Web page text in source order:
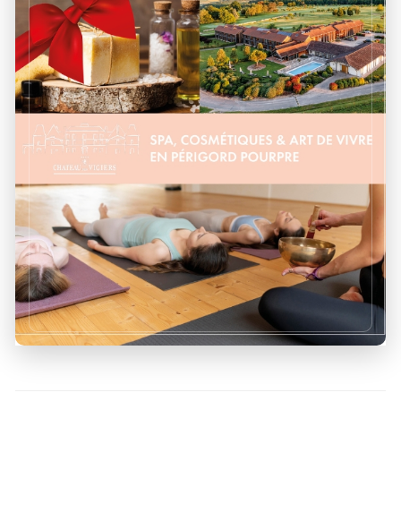
Plongez dans un séjour apaisant et inspirant au
cœur du Périgord Pourpre, où bien-être et
découverte artisanale se rencontrent.
DÉCOUVRIR !